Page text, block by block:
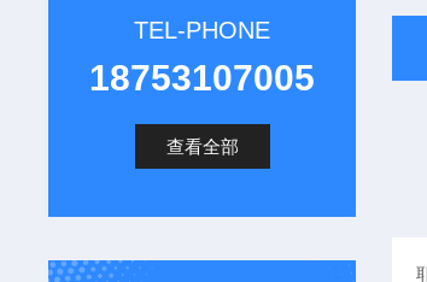
TEL-PHONE
18753107005
查看全部